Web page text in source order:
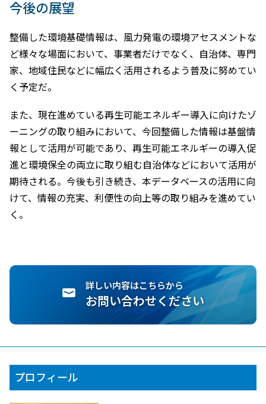
今後の展望
整備した環境基礎情報は、風力発電の環境アセスメントな
ど様々な場面において、事業者だけでなく、自治体、専門
家、地域住民などに幅広く活用されるよう普及に努めてい
く予定だ。
また、現在進めている再生可能エネルギー導入に向けたゾ
ーニングの取り組みにおいて、今回整備した情報は基盤情
報として活用が可能であり、再生可能エネルギーの導入促
進と環境保全の両立に取り組む自治体などにおいて活用が
期待される。今後も引き続き、本データベースの活用に向
けて、情報の充実、利便性の向上等の取り組みを進めてい
く。
詳しい内容はこちらから
お問い合わせください
プロフィール